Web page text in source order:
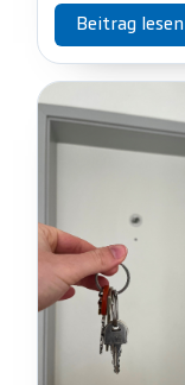
Beitrag lesen